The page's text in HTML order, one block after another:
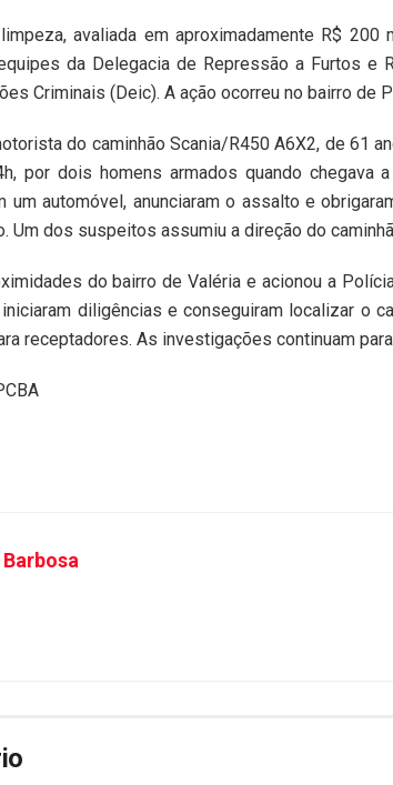
avaliada em aproximadamente R$ 200
da Delegacia de Repressão a Furtos e
Criminais (Deic). A ação ocorreu no bairro de
do caminhão Scania/R450 A6X2, de 61
por dois homens armados quando chegava
um automóvel, anunciaram o assalto e
Um dos suspeitos assumiu a direção do
do bairro de Valéria e acionou a
diligências e conseguiram localizar o
receptadores. As investigações continuam